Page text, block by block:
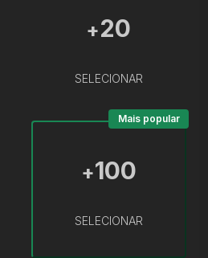
+20
SELECIONAR
+100
SELECIONAR
Mais popular